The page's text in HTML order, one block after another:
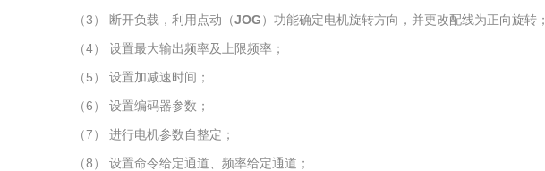
（3） 断开负载，利用点动（JOG）功能确定电机旋转方向，并更改配线为正向旋转；
（4） 设置最大输出频率及上限频率；
（5） 设置加减速时间；
（6） 设置编码器参数；
（7） 进行电机参数自整定；
（8） 设置命令给定通道、频率给定通道；